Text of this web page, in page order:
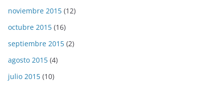
noviembre 2015 (12)
octubre 2015 (16)
septiembre 2015 (2)
agosto 2015 (4)
julio 2015 (10)